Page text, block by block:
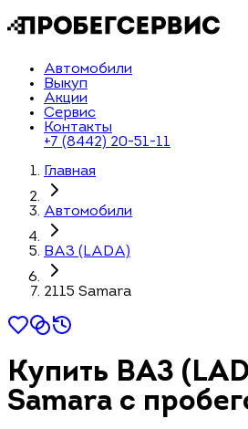
Автомобили
Выкуп
Акции
Сервис
Контакты
+7 (8442) 20-51-11
Главная
Автомобили
ВАЗ (LADA)
2115 Samara
Купить ВАЗ
Samara с